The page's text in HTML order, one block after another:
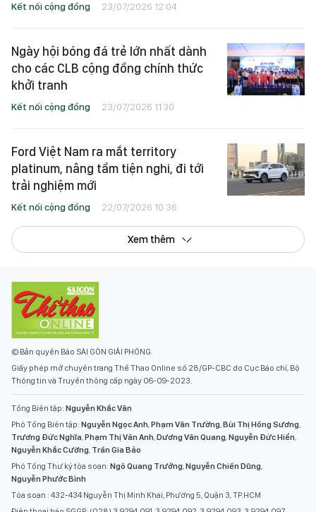
Kết nối cộng đồng 23/07/2026 12:04
Ngày hội bóng đá trẻ lớn nhất dành
cho các CLB cộng đồng chính thức
khởi tranh
Kết nối cộng đồng 23/07/2026 11:30
Ford Việt Nam ra mắt territory
platinum, nâng tầm tiện nghi, đi tới
trải nghiệm mới
Kết nối cộng đồng 22/07/2026 10:36
Xem thêm
© Bản quyền Báo SÀI GÒN GIẢI PHÓNG.
Giấy phép mở chuyên trang Thể Thao Online số 28/GP-CBC do Cục Báo chí, Bộ
Thông tin và Truyền thông cấp ngày 06-09-2023.
Tổng Biên tập: Nguyễn Khắc Văn
Phó Tổng Biên tập: Nguyễn Ngọc Anh,Phạm Văn Trường,Bùi Thị Hồng Sương,
Trương Đức Nghĩa,Phạm Thị Vân Anh,Dương Văn Quang,Nguyễn Đức Hiển,
Nguyễn Khắc Cường, Trần Gia Bảo
Phó Tổng Thư ký tòa soạn: Ngô Quang Trưởng,Nguyễn Chiến Dũng,
Nguyễn Phước Bình
Tòa soạn : 432-434 Nguyễn Thị Minh Khai, Phường 5, Quận 3, TP.HCM